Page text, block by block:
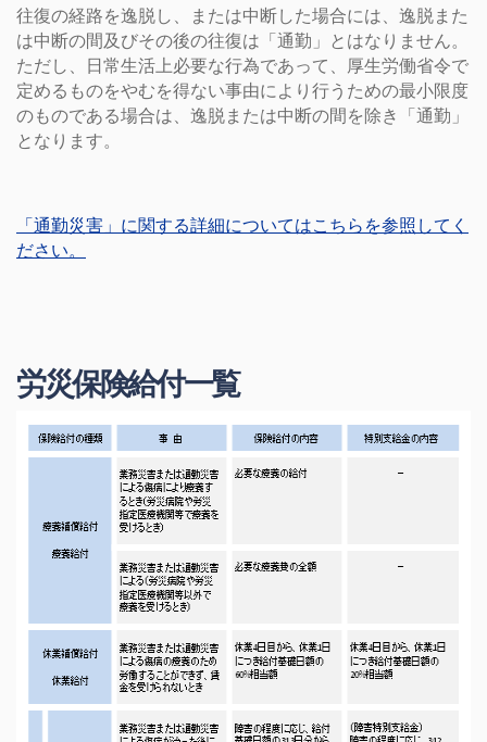
往復の経路を逸脱し、または中断した場合には、逸脱また
は中断の間及びその後の往復は「通勤」とはなりません。
ただし、日常生活上必要な行為であって、厚生労働省令で
定めるものをやむを得ない事由により行うための最小限度
のものである場合は、逸脱または中断の間を除き「通勤」
となります。
「通勤災害」に関する詳細についてはこちらを参照してく
ださい。
労災保険給付一覧